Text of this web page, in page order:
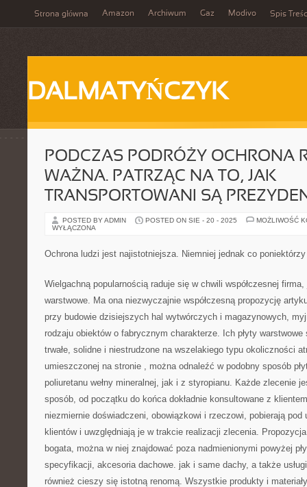
Strona główna Amazon Archiwum Gaz Modivo Spis
DALMATYŃCZYK
PODCZAS PODRÓŻY OCHRONA
WAŻNA. PATRZĄC NA TO, JAK
TRANSPORTOWANI SĄ
POSTED BY ADMIN POSTED ON SIE - 20 - 2025
MOŻLIWOŚĆ
WYŁĄCZONA
Ochrona ludzi jest najistotniejsza. Niemniej jednak co poniektórzy
Wielgachną popularnością raduje się w chwili współczesnej
warstwowe. Ma ona niezwyczajnie współczesną propozycję
przy budowie dzisiejszych hal wytwórczych i magazynowych,
rodzaju obiektów o fabrycznym charakterze. Ich płyty
trwałe, solidne i niestrudzone na wszelakiego typu okoliczności
umieszczonej na stronie , można odnaleźć w podobny sposób
poliuretanu wełny mineralnej, jak i z styropianu. Każde zlecenie
sposób, od początku do końca dokładnie konsultowane z
niezmiernie doświadczeni, obowiązkowi i rzeczowi, pobierają
klientów i uwzględniają je w trakcie realizacji zlecenia.
bogata, można w niej znajdować poza nadmienionymi powyżej
specyfikacji, akcesoria dachowe. jak i same dachy, a także
również cieszy się istotną renomą. Wszystkie produkty i